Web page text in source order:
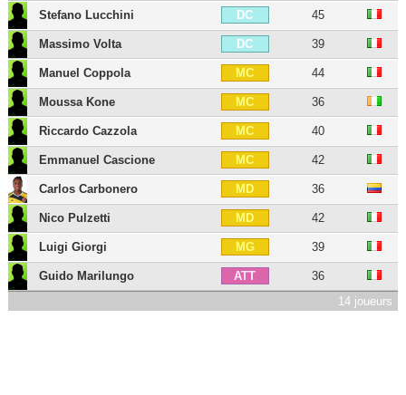
Stefano Lucchini DC 45
Massimo Volta DC 39
Manuel Coppola MC 44
Moussa Kone MC 36
Riccardo Cazzola MC 40
Emmanuel Cascione MC 42
Carlos Carbonero MD 36
Nico Pulzetti MD 42
Luigi Giorgi MG 39
Guido Marilungo ATT
36
14 joueurs